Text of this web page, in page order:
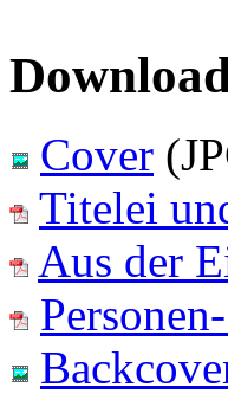
Cover
Titelei
Aus der